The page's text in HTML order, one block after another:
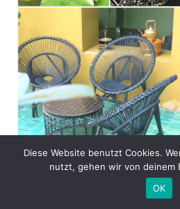
Vegane Leckerein und
Diese Website benutzt Cookies.
nutzt, gehen wir von deinem
OK